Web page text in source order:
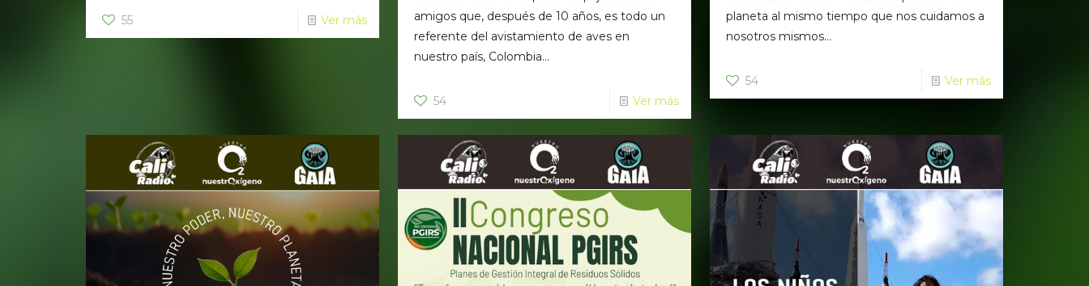
55 Ver más
amigos que, después de 10 años, es todo un
referente del avistamiento de aves en
nuestro país, Colombia...
54 Ver más
planeta al mismo tiempo que nos cuidamos a
nosotros mismos...
54 Ver más